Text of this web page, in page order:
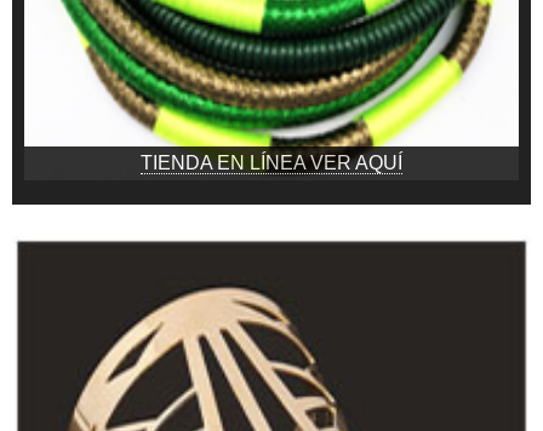
TIENDA EN LÍNEA VER AQUÍ